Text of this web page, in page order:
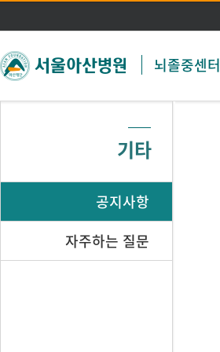
주메뉴 바로가기
본문 바로가기
뇌졸중센터
기타
공지사항
자주하는 질문